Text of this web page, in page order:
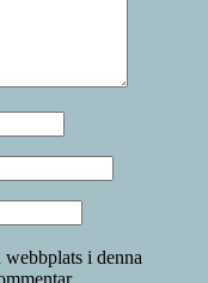
webbplats i denna